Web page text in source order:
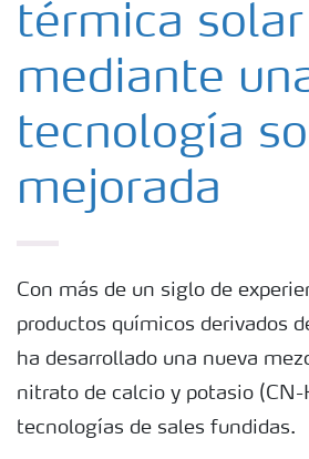
térmica solar
mediante
tecnología
mejorada
Con más de un siglo de
productos químicos derivados
ha desarrollado una nueva
nitrato de calcio y potasio (CN-
tecnologías de sales fundidas.